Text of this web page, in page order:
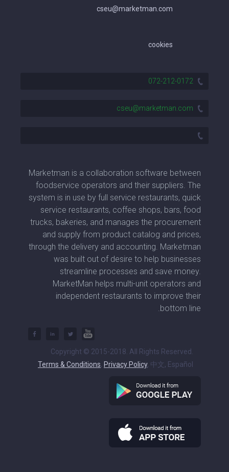
cseu@marketman.com
cookies
072-212-0172
cseu@marketman.com
Marketman is a collaboration software between
foodservice operators and their suppliers. The
system is in use by full service restaurants, quick
service restaurants, coffee shops, bars, food
trucks, bakeries, and manages the procurement
and supply from product catalog and prices,
through the delivery and accounting. Marketman
was built out of desire to help businesses
streamline processes and save money.
MarketMan helps multi-unit operators and
independent restaurants to improve their
bottom line.
Copyright © 2015-2018. All Rights Reserved.
Terms & Conditions, Privacy Policy, 中文, Español